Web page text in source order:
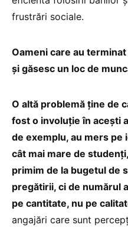
frustrări sociale.
Oameni care au
și găsesc un loc de
O altă problemă ține de
fost o involuție în acești
de exemplu, au mers pe
cât mai mare de
primim de la bugetul de
pregătirii, ci de numărul
pe cantitate, nu pe
angajări care sunt